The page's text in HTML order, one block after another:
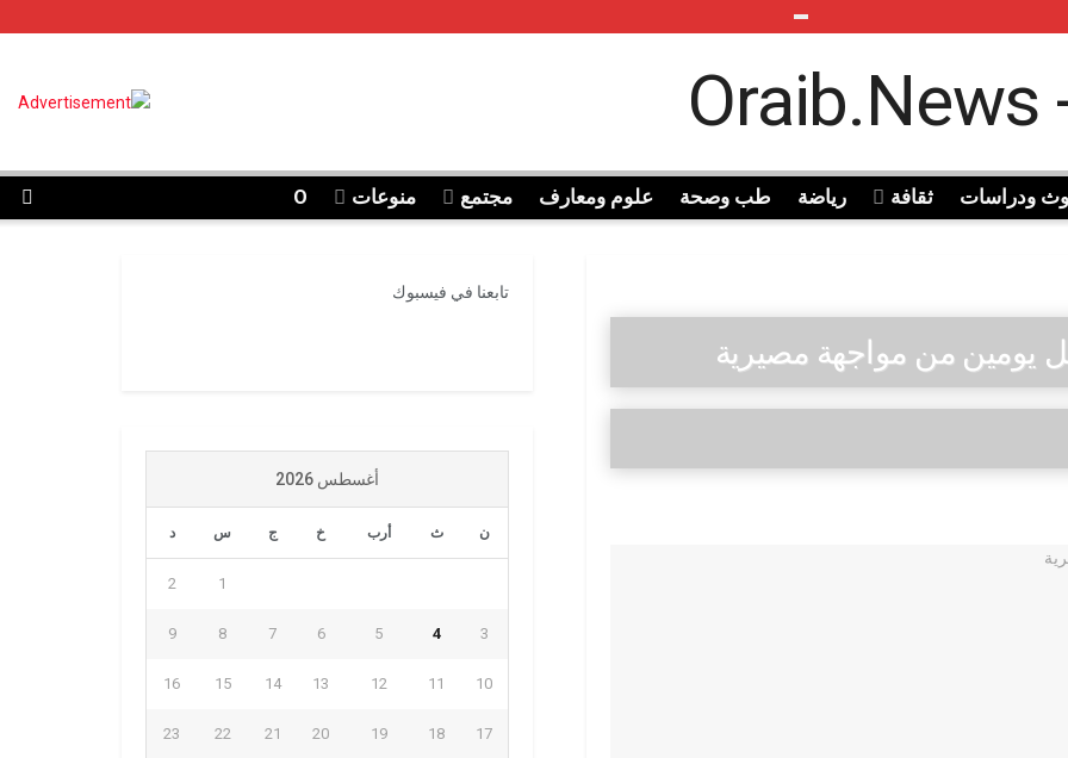
ودراسات ثقافة رياضة طب وصحة علوم ومعارف مجتمع منوعات O
من مواجهة مصيرية
تابعنا في فيسبوك
أغسطس 2026
ن ث أرب خ ج س د
1
2
3
4
5
6
7
8
9
10
11
12
13
14
15
16
17
18
19
20
21
22
23